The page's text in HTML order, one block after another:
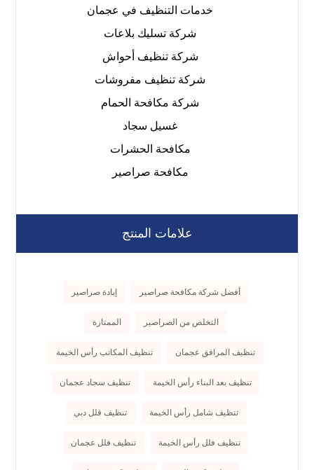
خدمات التنظيف في عجمان
شركة تسليك بلاعات
شركة تنظيف أحواش
شركة تنظيف مفروشات
شركة مكافحة الحمام
غسيل سجاد
مكافحة الحشرات
مكافحة صراصير
علامات المنتج
أفضل شركة مكافحة صراصير إبادة صراصير
التخلص من الصراصير الممتازة
تنظيف المرافق عجمان تنظيف المكاتب رأس الخيمة
تنظيف بعد البناء رأس الخيمة تنظيف سجاد عجمان
تنظيف شامل رأس الخيمة تنظيف فلل دبي
تنظيف فلل رأس الخيمة تنظيف فلل عجمان